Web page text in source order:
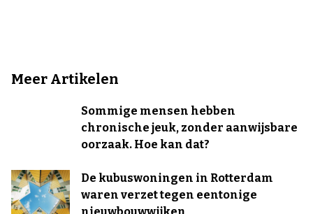
Meer Artikelen
Sommige mensen hebben
chronische jeuk, zonder aanwijsbare
oorzaak. Hoe kan dat?
De kubuswoningen in Rotterdam
waren verzet tegen eentonige